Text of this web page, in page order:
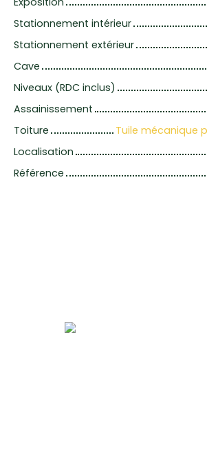
Stationnement intérieur
Stationnement extérieur
Cave
Niveaux (RDC inclus)
Assainissement
Toiture
Tuile mécanique
Localisation
Référence